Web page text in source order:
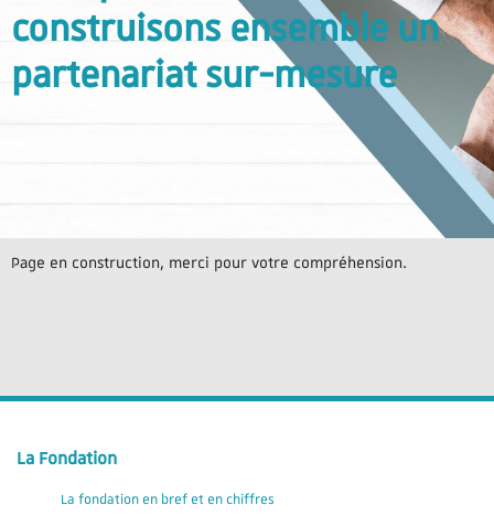
construisons ensemble un
partenariat sur-mesure
Page en construction, merci pour votre compréhension.
La Fondation
La fondation en bref et en chiffres